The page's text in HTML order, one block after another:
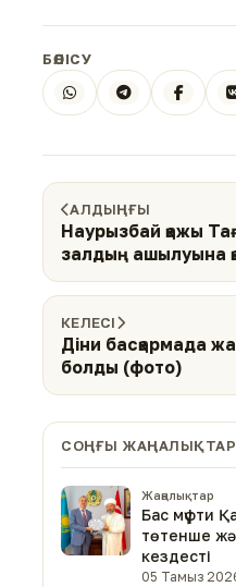
БӨЛІСУ
АЛДЫҢҒЫ
Наурызбай қажы
залдың ашылуына
КЕЛЕСІ
Діни басқармада
болды (фото)
СОҢҒЫ ЖАҢАЛЫҚТАР
Жаңалықтар
Бас мүфти
төтенше
кездесті
05 Тамыз